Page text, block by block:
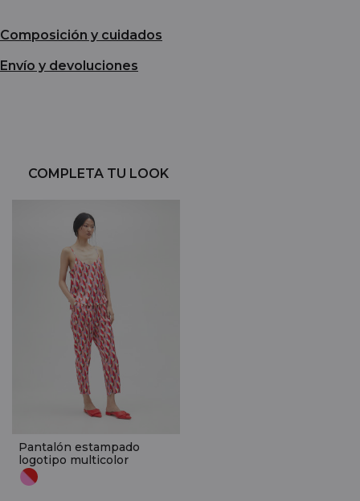
Composición y cuidados
Envío y devoluciones
COMPLETA TU LOOK
Pantalón estampado
logotipo multicolor